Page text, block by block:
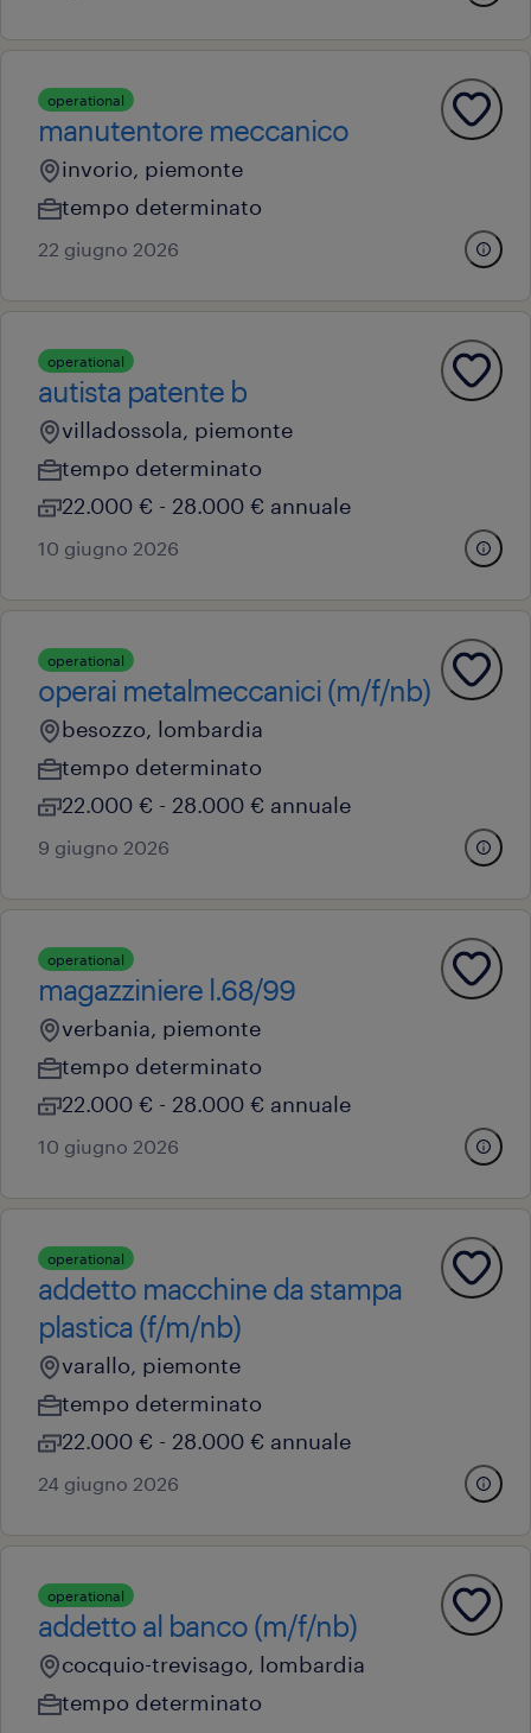
operational
manutentore meccanico
invorio, piemonte
tempo determinato
22 giugno 2026
operational
autista patente b
villadossola, piemonte
tempo determinato
22.000 € - 28.000 € annuale
10 giugno 2026
operational
operai metalmeccanici (m/f/nb)
besozzo, lombardia
tempo determinato
22.000 € - 28.000 € annuale
9 giugno 2026
operational
magazziniere l.68/99
verbania, piemonte
tempo determinato
22.000 € - 28.000 € annuale
10 giugno 2026
operational
addetto macchine da stampa
plastica (f/m/nb)
varallo, piemonte
tempo determinato
22.000 € - 28.000 € annuale
24 giugno 2026
operational
addetto al banco (m/f/nb)
cocquio-trevisago, lombardia
tempo determinato